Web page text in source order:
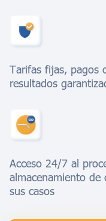
Tarifas fijas, pagos
resultados
Acceso 24/7 al
almacenamiento
sus casos